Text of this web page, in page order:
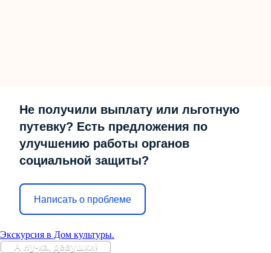
Не получили выплату или льготную
путевку? Есть предложения по
улучшению работы органов
социальной защиты?
Написать о проблеме
Экскурсия в Дом культуры.
А ну-ка, девушки!